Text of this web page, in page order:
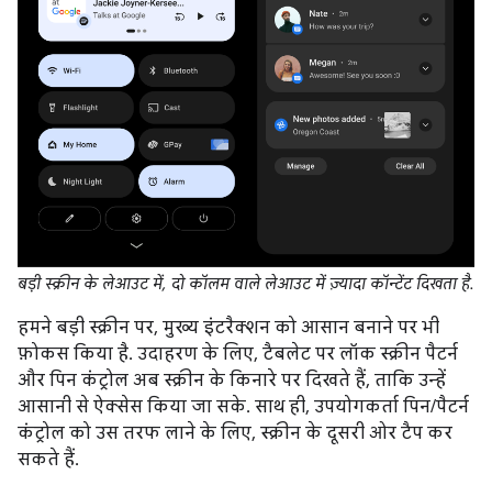
बड़ी स्क्रीन के लेआउट में, दो कॉलम वाले लेआउट में ज़्यादा कॉन्टेंट दिखता है.
हमने बड़ी स्क्रीन पर, मुख्य इंटरैक्शन को आसान बनाने पर भी
फ़ोकस किया है. उदाहरण के लिए, टैबलेट पर लॉक स्क्रीन पैटर्न
और पिन कंट्रोल अब स्क्रीन के किनारे पर दिखते हैं, ताकि उन्हें
आसानी से ऐक्सेस किया जा सके. साथ ही, उपयोगकर्ता पिन/पैटर्न
कंट्रोल को उस तरफ लाने के लिए, स्क्रीन के दूसरी ओर टैप कर
सकते हैं.